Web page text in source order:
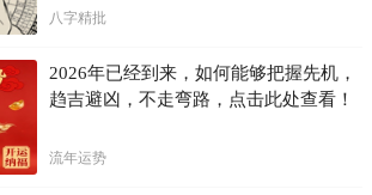
八字精批
2026年已经到来，如何能够把握先机，
趋吉避凶，不走弯路，点击此处查看！
流年运势